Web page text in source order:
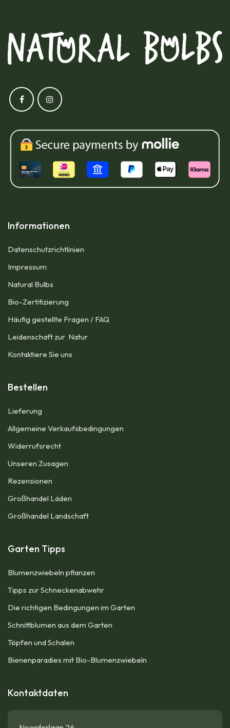
Informationen
Datenschutzrichtlinien
Impressum​
Natural Bulbs
Bio-Zertifizierung
Häufig gestellte Fragen / FAQ
Leidenschaft zur Natur
Kontaktiere Sie uns
Bestellen
Lieferung
Allgemeine Verkaufsbedingungen​
Widerrufsrecht
Unseren Zusagen
Rezensionen​
Großhandel Läden
Großhandel Landschaft
Garten Tipps
Blumenzwiebeln pflanzen
Tipps zur Schneckenabwehr
Die richtigen Bedingungen im Garten
Schnittblumen aus dem Garten
Töpfen und Schalen
Bienenparadies mit Bio-Blumenzwiebeln
Kontaktdaten